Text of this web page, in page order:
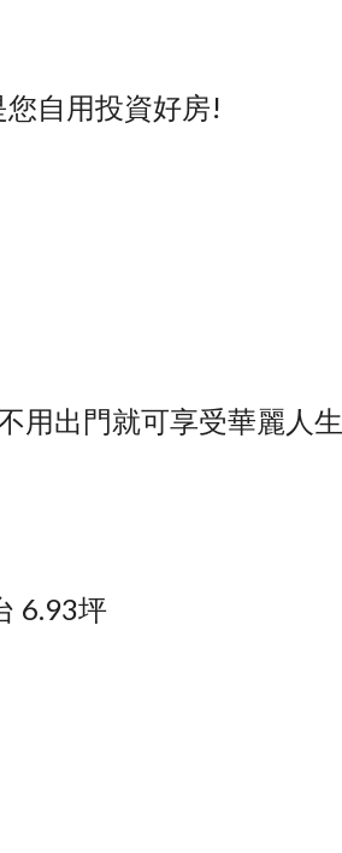
自用投資好房!
用出門就可享受華麗人生
6.93坪